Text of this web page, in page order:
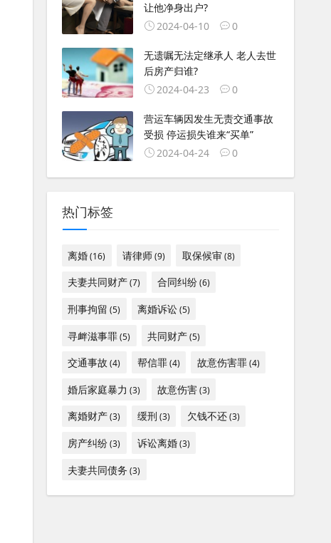
让他净身出户?
2024-04-10
0
无遗嘱无法定继承人 老人去世
后房产归谁?
2024-04-23
0
营运车辆因发生无责交通事故
受损 停运损失谁来“买单”
2024-04-24
0
热门标签
离婚(16) 请律师(9) 取保候审(8)
夫妻共同财产(7) 合同纠纷(6)
刑事拘留 (5) 离婚诉讼(5)
寻衅滋事罪(5) 共同财产(5)
交通事故 (4) 帮信罪(4) 故意伤害罪(4)
婚后家庭暴力 (3) 故意伤害(3)
离婚财产(3) 缓刑 (3) 欠钱不还(3)
房产纠纷(3) 诉讼离婚(3)
夫妻共同债务 (3)